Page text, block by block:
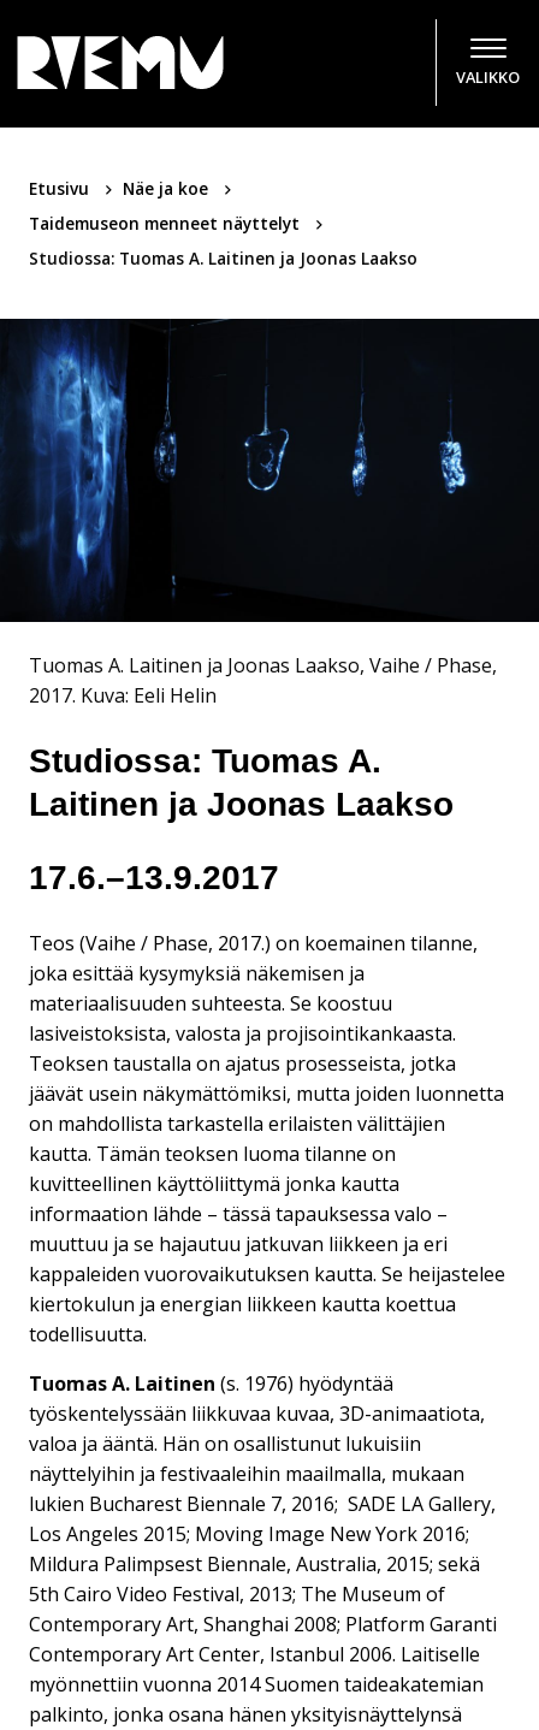
VALIKKO
Etusivu
Näe ja koe
Taidemuseon menneet näyttelyt
Studiossa: Tuomas A. Laitinen ja Joonas Laakso
Tuomas A. Laitinen ja Joonas Laakso, Vaihe / Phase,
2017. Kuva: Eeli Helin
Studiossa: Tuomas A.
Laitinen ja Joonas Laakso
17.6.–13.9.2017
Teos (Vaihe / Phase, 2017.) on koemainen tilanne,
joka esittää kysymyksiä näkemisen ja
materiaalisuuden suhteesta. Se koostuu
lasiveistoksista, valosta ja projisointikankaasta.
Teoksen taustalla on ajatus prosesseista, jotka
jäävät usein näkymättömiksi, mutta joiden luonnetta
on mahdollista tarkastella erilaisten välittäjien
kautta. Tämän teoksen luoma tilanne on
kuvitteellinen käyttöliittymä jonka kautta
informaation lähde – tässä tapauksessa valo –
muuttuu ja se hajautuu jatkuvan liikkeen ja eri
kappaleiden vuorovaikutuksen kautta. Se heijastelee
kiertokulun ja energian liikkeen kautta koettua
todellisuutta.
Tuomas A. Laitinen (s. 1976) hyödyntää
työskentelyssään liikkuvaa kuvaa, 3D-animaatiota,
valoa ja ääntä. Hän on osallistunut lukuisiin
näyttelyihin ja festivaaleihin maailmalla, mukaan
lukien Bucharest Biennale 7, 2016; SADE LA Gallery,
Los Angeles 2015; Moving Image New York 2016;
Mildura Palimpsest Biennale, Australia, 2015; sekä
5th Cairo Video Festival, 2013; The Museum of
Contemporary Art, Shanghai 2008; Platform Garanti
Contemporary Art Center, Istanbul 2006. Laitiselle
myönnettiin vuonna 2014 Suomen taideakatemian
palkinto, jonka osana hänen yksityisnäyttelynsä